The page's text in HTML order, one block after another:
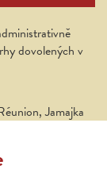
dovolených v
Jamajka